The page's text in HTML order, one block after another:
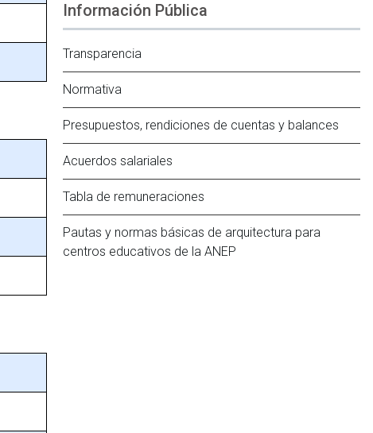
Información Pública
Transparencia
Normativa
Presupuestos, rendiciones de cuentas y balances
Acuerdos salariales
Tabla de remuneraciones
Pautas y normas básicas de arquitectura para
centros educativos de la ANEP